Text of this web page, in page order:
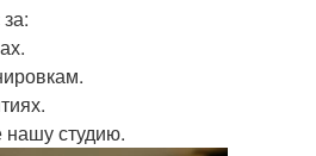
нашу студию.